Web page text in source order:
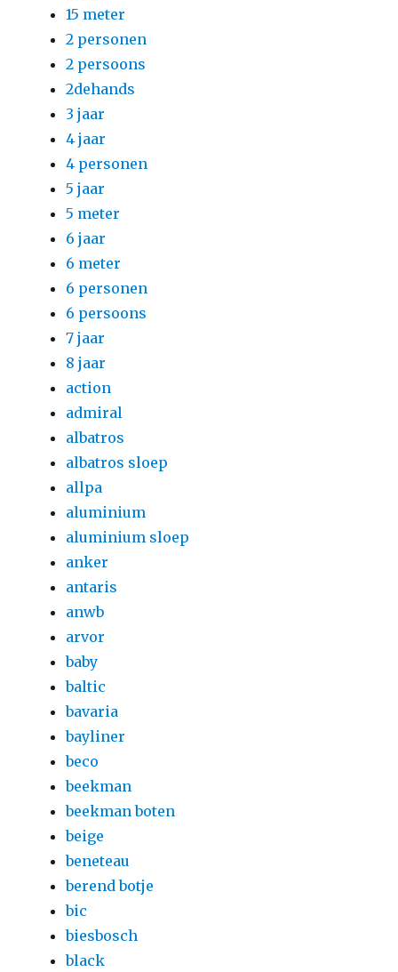
15 meter
2 personen
2 persoons
2dehands
3 jaar
4 jaar
4 personen
5 jaar
5 meter
6 jaar
6 meter
6 personen
6 persoons
7 jaar
8 jaar
action
admiral
albatros
albatros sloep
allpa
aluminium
aluminium sloep
anker
antaris
anwb
arvor
baby
baltic
bavaria
bayliner
beco
beekman
beekman boten
beige
beneteau
berend botje
bic
biesbosch
black